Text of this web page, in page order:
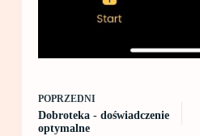
POPRZEDNI
Dobroteka - doświadczenie
optymalne